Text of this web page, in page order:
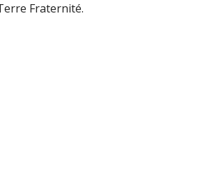
Fraternité.